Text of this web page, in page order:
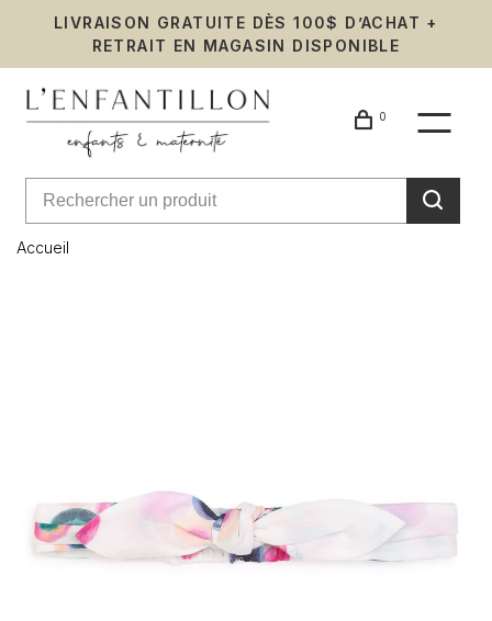
LIVRAISON GRATUITE DÈS 100$ D’ACHAT +
RETRAIT EN MAGASIN DISPONIBLE
0
Accueil